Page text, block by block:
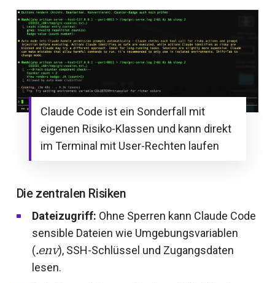
Claude Code ist ein Sonderfall mit
eigenen Risiko-Klassen und kann direkt
im Terminal mit User-Rechten laufen
Die zentralen Risiken
Dateizugriff: Ohne Sperren kann Claude Code
sensible Dateien wie Umgebungsvariablen
(.env), SSH-Schlüssel und Zugangsdaten
lesen.